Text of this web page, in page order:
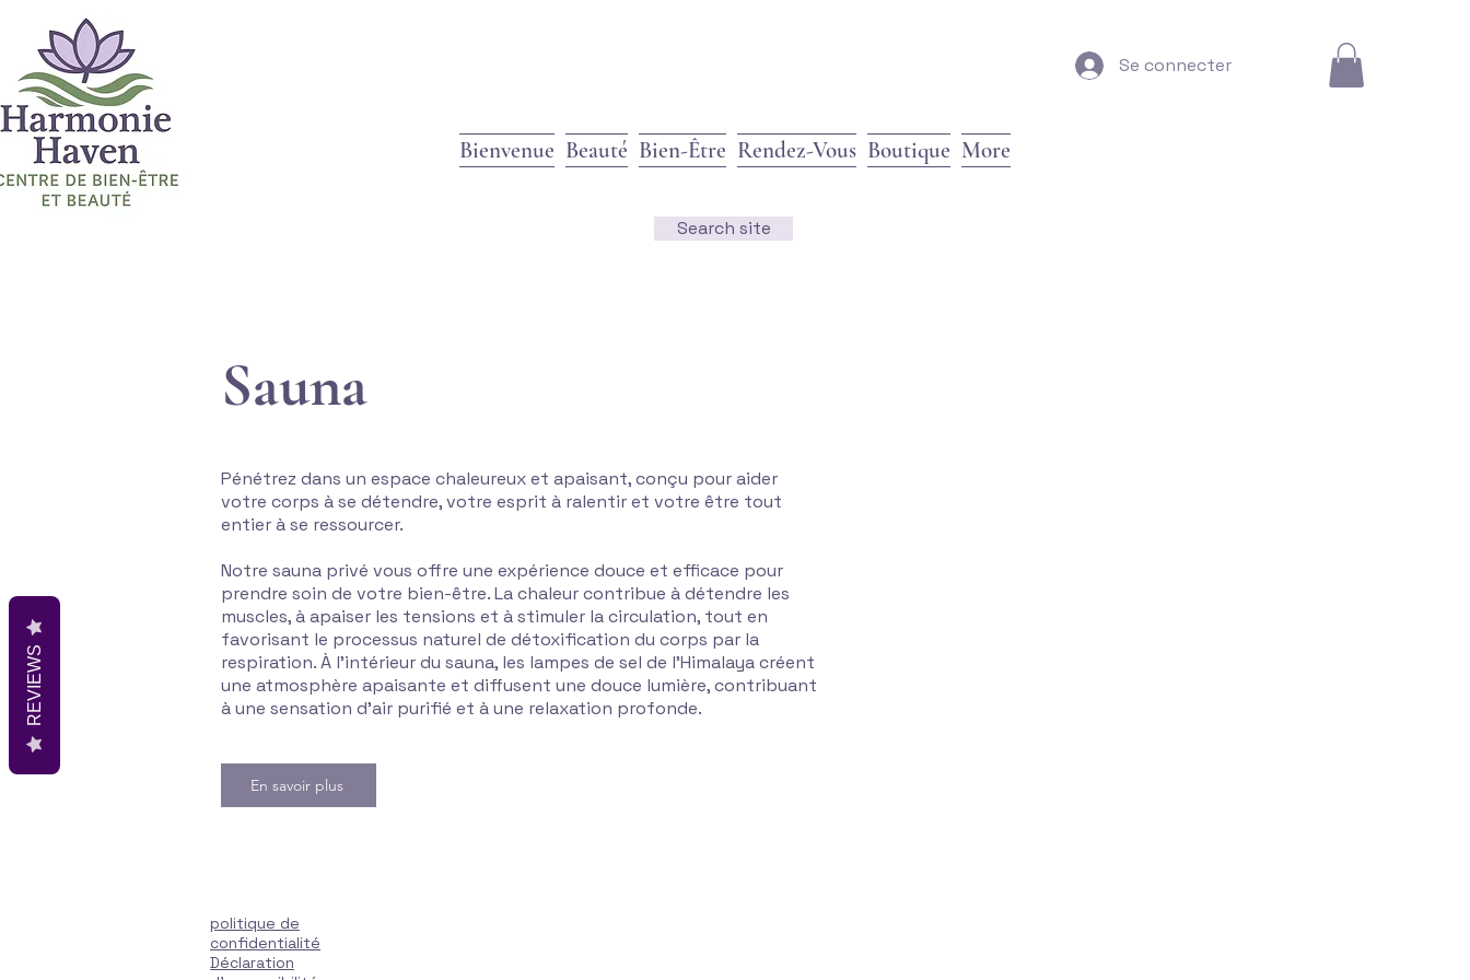
Se connecter
Bienvenue Beauté Bien-Être Rendez-Vous Boutique More
Search site
Sauna
Pénétrez dans un espace chaleureux et apaisant, conçu pour aider
votre corps à se détendre, votre esprit à ralentir et votre être tout
entier à se ressourcer.
Notre sauna privé vous offre une expérience douce et efficace pour
prendre soin de votre bien-être. La chaleur contribue à détendre les
muscles, à apaiser les tensions et à stimuler la circulation, tout en
favorisant le processus naturel de détoxification du corps par la
respiration. À l'intérieur du sauna, les lampes de sel de l'Himalaya créent
une atmosphère apaisante et diffusent une douce lumière, contribuant
à une sensation d'air purifié et à une relaxation profonde.
En savoir plus
politique de
confidentialité
Déclaration
REVIEWS